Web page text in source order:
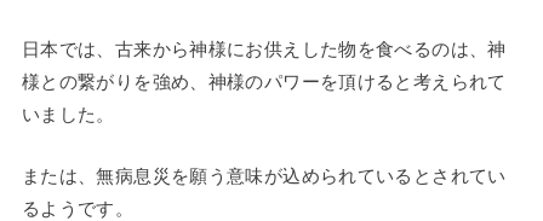
日本では、古来から神様にお供えした物を食べるのは、神
様との繋がりを強め、神様のパワーを頂けると考えられて
いました。
または、無病息災を願う意味が込められているとされてい
るようです。